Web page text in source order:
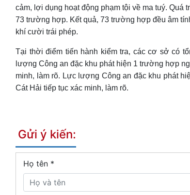
cảm, lợi dụng hoạt động phạm tội về ma tuý. Quá
73 trường hợp. Kết quả, 73 trường hợp đều âm
khí cười trái phép.
Tại thời điểm tiến hành kiểm tra, các cơ sở có
lượng Công an đặc khu phát hiện 1 trường hợp
minh, làm rõ. Lực lượng Công an đặc khu phát
Cát Hải tiếp tục xác minh, làm rõ.
Gửi ý kiến:
Họ tên *